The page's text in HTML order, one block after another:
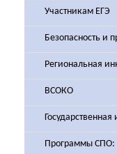
Участникам ЕГЭ
Безопасность и
Региональная
ВСОКО
Государственная
Программы СПО: